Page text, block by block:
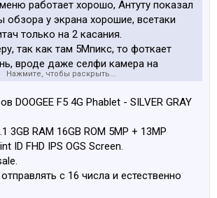
работает хорошо, Антуту показал
обзора у экрана хорошие, всетаки
только на 2 касания.
так как там 5Мпикс, то фоткает
вроде даже селфи камера на
лучше чем задняя. Короче все в
и другие жесты.
времени, выложу небольшой
видео и фоток.
не вставлял и GPS не проверил.
Нажмите, чтобы раскрыть...
DOOGEE F5 4G Phablet - SILVER GRAY
3GB RAM 16GB ROM 5MP + 13MP
ID FHD IPS OGS Screen.
с 16 числа и естественно